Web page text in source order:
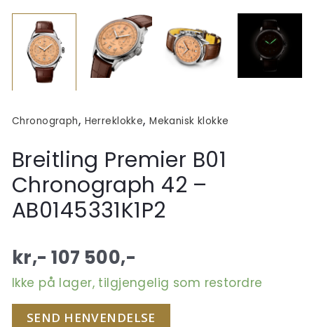
Chronograph, Herreklokke,Mekanisk klokke
Breitling Premier B01
Chronograph 42 –
AB0145331K1P2
kr,- 107 500,-
Ikke på lager, tilgjengelig som restordre
SEND HENVENDELSE